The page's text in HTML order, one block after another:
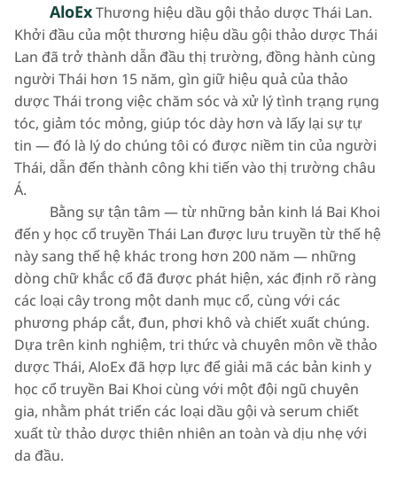
AloExThương hiệu dầu gội thảo dược Thái Lan.
Khởi đầu của một thương hiệu dầu gội thảo dược Thái
Lan đã trở thành dẫn đầu thị trường, đồng hành cùng
người Thái hơn 15 năm, gìn giữ hiệu quả của thảo
dược Thái trong việc chăm sóc và xử lý tình trạng rụng
tóc, giảm tóc mỏng, giúp tóc dày hơn và lấy lại sự tự
tin — đó là lý do chúng tôi có được niềm tin của người
Thái, dẫn đến thành công khi tiến vào thị trường châu
Á.
Bằng sự tận tâm — từ những bản kinh lá Bai Khoi
đến y học cổ truyền Thái Lan được lưu truyền từ thế hệ
này sang thế hệ khác trong hơn 200 năm — những
dòng chữ khắc cổ đã được phát hiện, xác định rõ ràng
các loại cây trong một danh mục cổ, cùng với các
phương pháp cắt, đun, phơi khô và chiết xuất chúng.
Dựa trên kinh nghiệm, tri thức và chuyên môn về thảo
dược Thái, AloEx đã hợp lực để giải mã các bản kinh y
học cổ truyền Bai Khoi cùng với một đội ngũ chuyên
gia, nhằm phát triển các loại dầu gội và serum chiết
xuất từ thảo dược thiên nhiên an toàn và dịu nhẹ với
da đầu.